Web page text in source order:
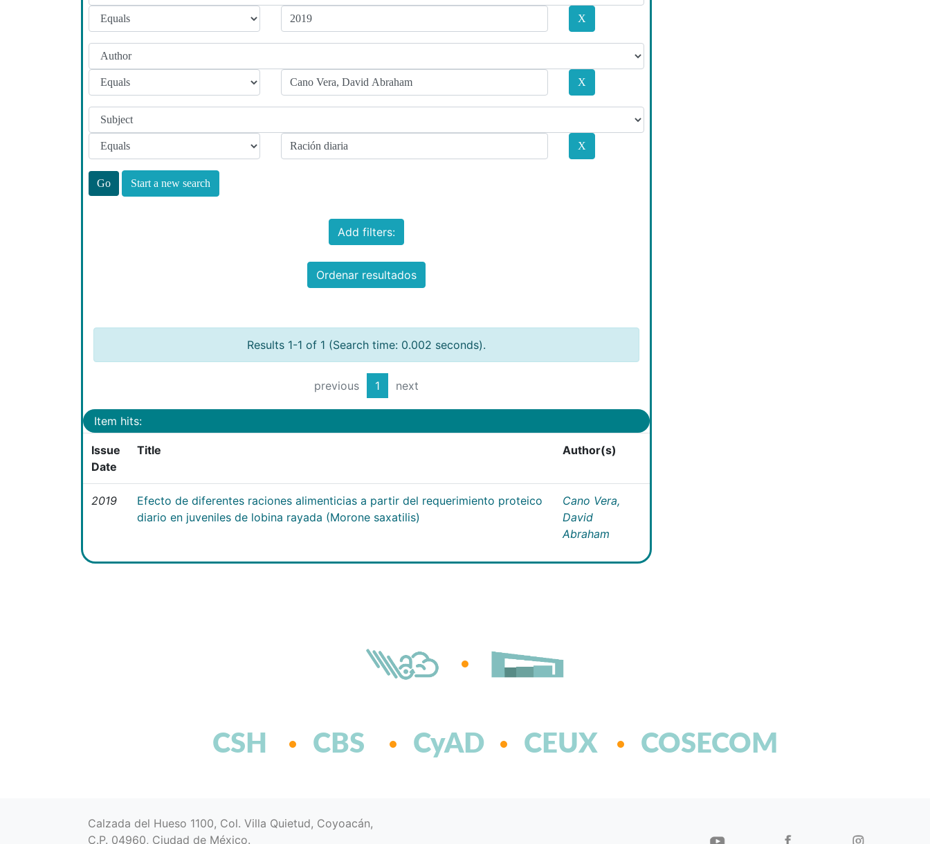
Start a new search
Add filters:
Ordenar resultados
Results 1-1 of 1 (Search time: 0.002 seconds).
previous 1 next
Item hits:
Issue
Date
Title Author(s)
2019
Efecto de diferentes raciones alimenticias a partir del requerimiento proteico
diario en juveniles de lobina rayada (Morone saxatilis)
Cano Vera,
David
Abraham
CSH CBS CyAD CEUX COSECOM
Calzada del Hueso 1100, Col. Villa Quietud, Coyoacán,
C.P. 04960, Ciudad de México.